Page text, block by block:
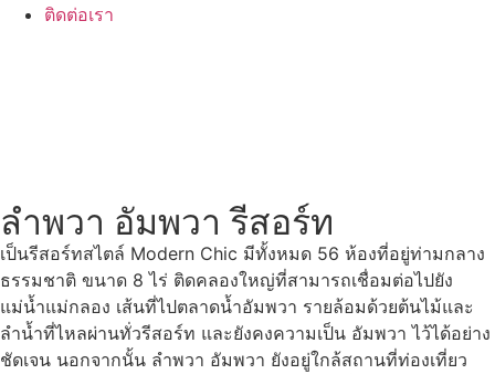
ติดต่อเรา
ลำพวา อัมพวา รีสอร์ท
เป็นรีสอร์ทสไตล์ Modern Chic มีทั้งหมด 56 ห้องที่อยู่ท่ามกลาง
ธรรมชาติ ขนาด 8 ไร่ ติดคลองใหญ่ที่สามารถเชื่อมต่อไปยัง
แม่น้ำแม่กลอง เส้นที่ไปตลาดน้ำอัมพวา รายล้อมด้วยต้นไม้และ
ลำน้ำที่ไหลผ่านทั่วรีสอร์ท และยังคงความเป็น อัมพวา ไว้ได้อย่าง
ชัดเจน นอกจากนั้น ลำพวา อัมพวา ยังอยู่ใกล้สถานที่ท่องเที่ยว